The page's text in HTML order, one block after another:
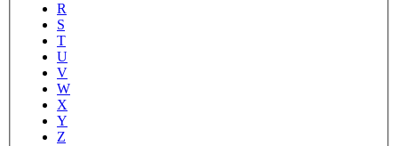
R
S
T
U
V
W
X
Y
Z